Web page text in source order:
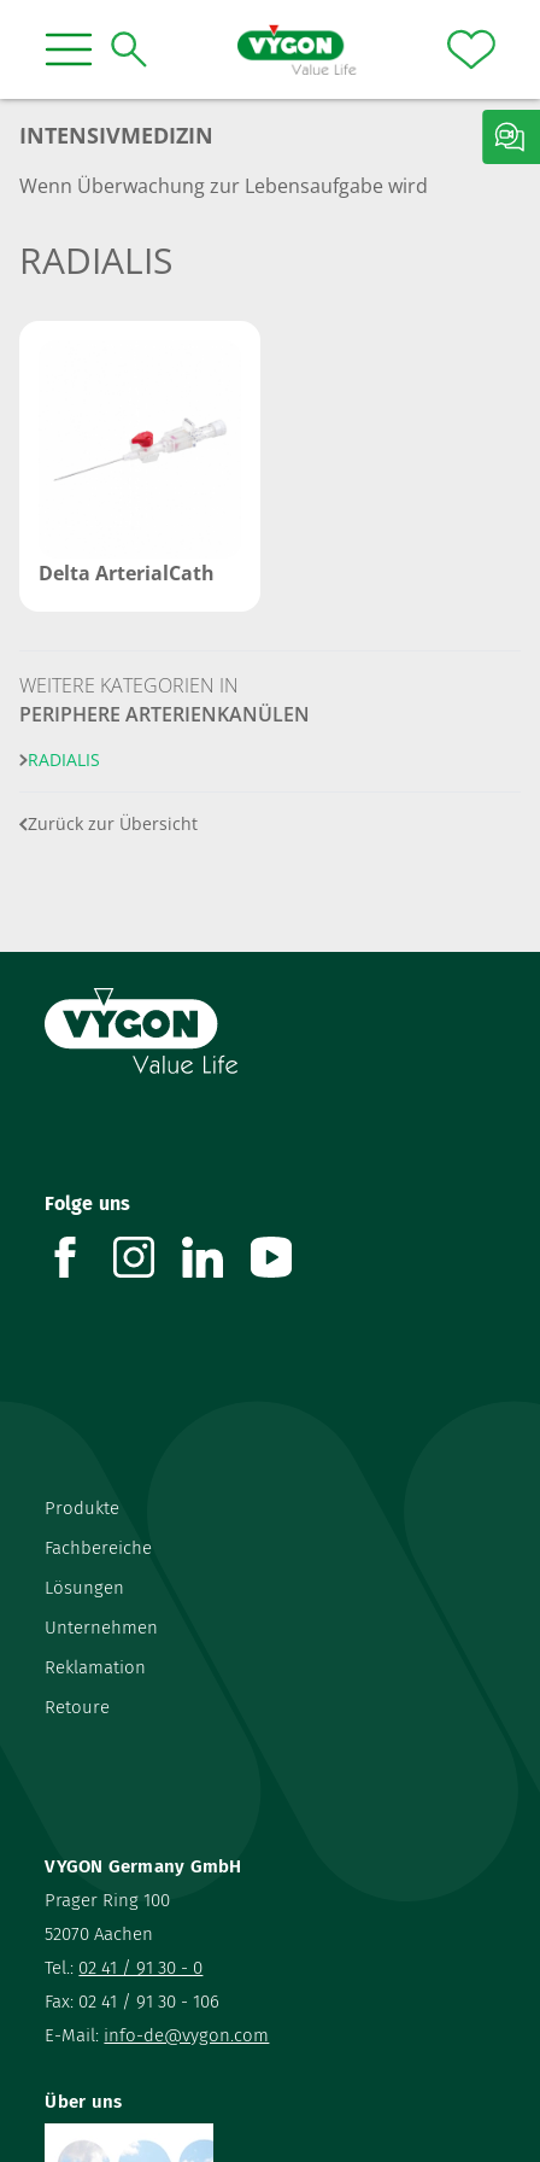
INTENSIVMEDIZIN
Wenn Überwachung zur Lebensaufgabe wird
RADIALIS
Delta ArterialCath
WEITERE KATEGORIEN IN
PERIPHERE ARTERIENKANÜLEN
RADIALIS
Zurück zur Übersicht
VYGON Germany GmbH
Prager Ring 100
52070 Aachen
Tel.: 02 41 / 91 30 - 0
Fax: 02 41 / 91 30 - 106
E-Mail: info-de@vygon.com
Produkte
Fachbereiche
Lösungen
Unternehmen
Reklamation
Retoure
Über uns
Folge uns